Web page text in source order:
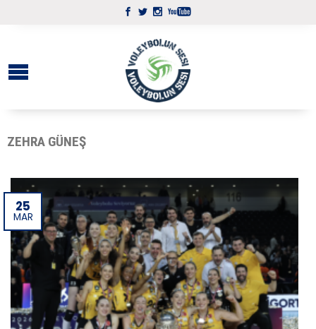
ZEHRA GÜNEŞ
25
MAR